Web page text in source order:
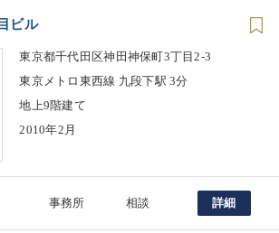
ビル
東京都千代田区神田神保町3丁目2-3
東京メトロ東西線 九段下駅 3分
地上9階建て
2010年2月
事務所 相談 詳細